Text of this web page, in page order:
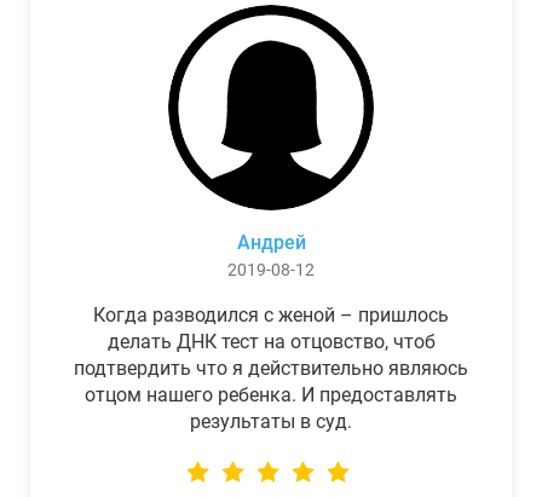
Андрей
2019-08-12
Когда разводился с женой – пришлось
делать ДНК тест на отцовство, чтоб
подтвердить что я действительно являюсь
отцом нашего ребенка. И предоставлять
результаты в суд.